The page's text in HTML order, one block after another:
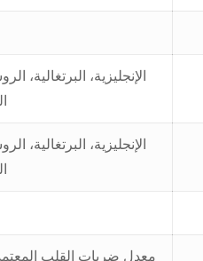
الإنجليزية، البرتغالية،
الإنجليزية، البرتغالية،
معدل ضربات القلب